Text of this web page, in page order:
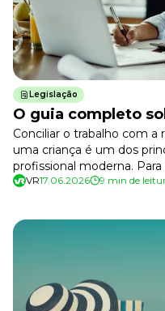
Newsletters
Legislação
O guia completo
Conciliar o trabalho com a
uma criança é um dos
profissional moderna.
lugar seguro e de
representa um […]
VR17.06.2026 9 min de